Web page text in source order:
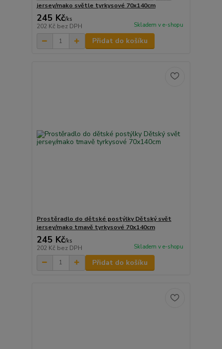
jersey/mako světle tyrkysové 70x140cm
245 Kč/ks
202 Kč bez DPH Skladem v e-shopu
Přidat do košíku
Prostěradlo do dětské postýlky Dětský svět
jersey/mako tmavě tyrkysové 70x140cm
245 Kč/ks
202 Kč bez DPH Skladem v e-shopu
Přidat do košíku